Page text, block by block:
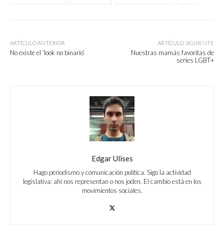
ARTÍCULO ANTERIOR
No existe el ‘look no binario’
ARTÍCULO SIGUIENTE
Nuestras mamás favoritas de
series LGBT+
Edgar Ulises
Hago periodismo y comunicación política. Sigo la actividad
legislativa: ahí nos representan o nos joden. El cambio está en los
movimientos sociales.